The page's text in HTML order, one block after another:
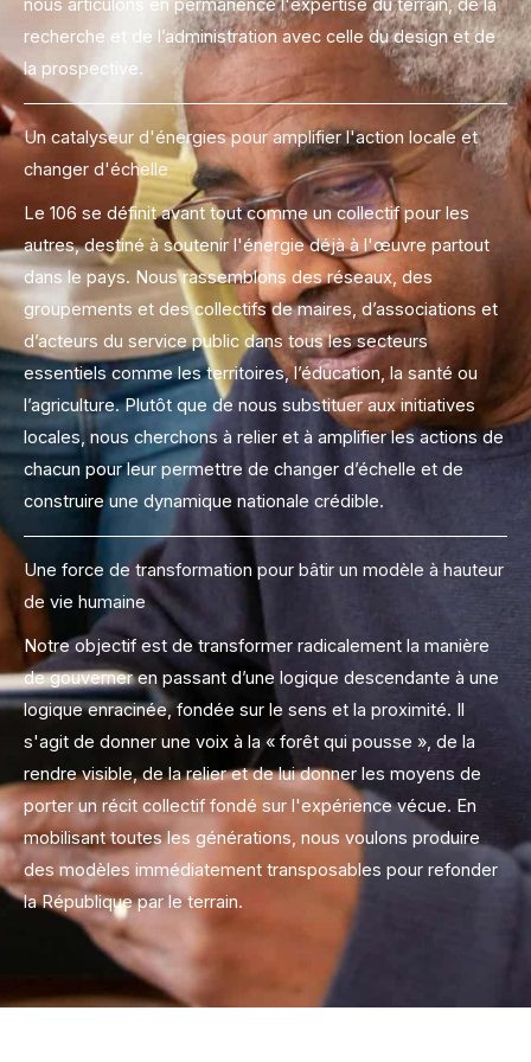
nous articulons en permanence l'expertise du terrain, de la
recherche et de l’administration avec celle du design et de
la prospective.
Un catalyseur d'énergies pour amplifier l'action locale et
changer d'échelle
Le 106 se définit avant tout comme un collectif pour les
autres, destiné à soutenir l'énergie déjà à l'œuvre partout
dans le pays. Nous rassemblons des réseaux, des
groupements et des collectifs de maires, d’associations et
d’acteurs du service public dans tous les secteurs
essentiels comme les territoires, l’éducation, la santé ou
l’agriculture. Plutôt que de nous substituer aux initiatives
locales, nous cherchons à relier et à amplifier les actions de
chacun pour leur permettre de changer d’échelle et de
construire une dynamique nationale crédible.
Une force de transformation pour bâtir un modèle à hauteur
de vie humaine
Notre objectif est de transformer radicalement la manière
de gouverner en passant d’une logique descendante à une
logique enracinée, fondée sur le sens et la proximité. Il
s'agit de donner une voix à la « forêt qui pousse », de la
rendre visible, de la relier et de lui donner les moyens de
porter un récit collectif fondé sur l'expérience vécue. En
mobilisant toutes les générations, nous voulons produire
des modèles immédiatement transposables pour refonder
la République par le terrain.